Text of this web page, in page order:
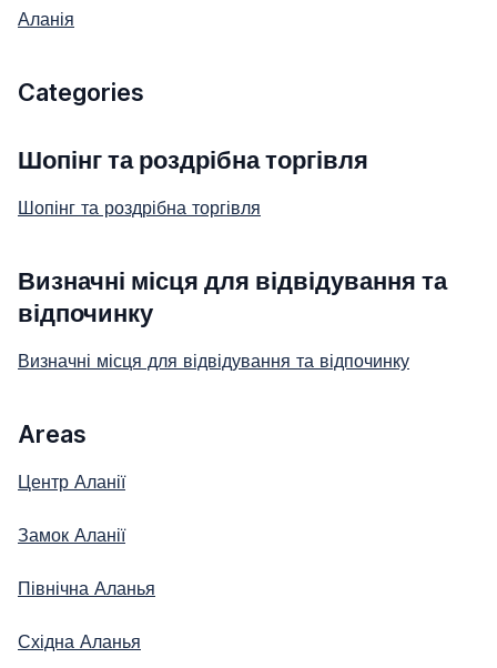
Аланія
Categories
Шопінг та роздрібна торгівля
Шопінг та роздрібна торгівля
Визначні місця для відвідування та
відпочинку
Визначні місця для відвідування та відпочинку
Areas
Центр Аланії
Замок Аланії
Північна Аланья
Східна Аланья